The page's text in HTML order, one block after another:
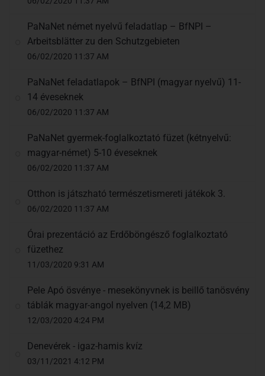
PaNaNet német nyelvű feladatlap – BfNPI –
Arbeitsblätter zu den Schutzgebieten
06/02/2020 11:37 AM
PaNaNet feladatlapok – BfNPI (magyar nyelvű) 11-
14 éveseknek
06/02/2020 11:37 AM
PaNaNet gyermek-foglalkoztató füzet (kétnyelvű:
magyar-német) 5-10 éveseknek
06/02/2020 11:37 AM
Otthon is játszható természetismereti játékok 3.
06/02/2020 11:37 AM
Órai prezentáció az Erdőböngésző foglalkoztató
füzethez
11/03/2020 9:31 AM
Pele Apó ösvénye - mesekönyvnek is beillő tanösvény
táblák magyar-angol nyelven (14,2 MB)
12/03/2020 4:24 PM
Denevérek - igaz-hamis kvíz
03/11/2021 4:12 PM